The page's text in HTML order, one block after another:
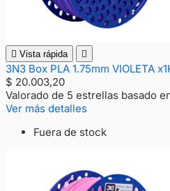
 Vista rápida 
3N3 Box PLA 1.75mm VIOLETA
$ 20.003,20
Valorado de 5 estrellas basado
Ver más detalles
Fuera de stock